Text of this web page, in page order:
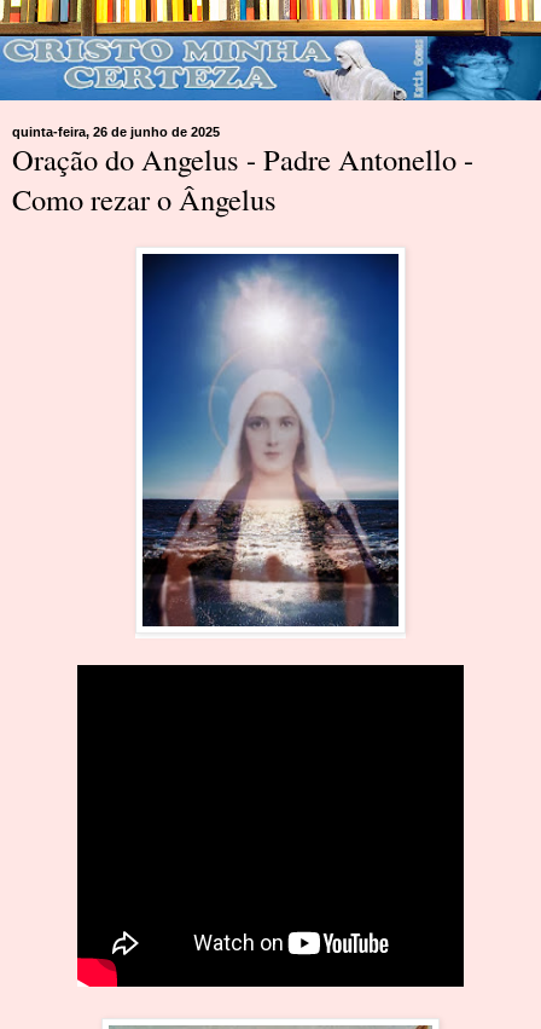
quinta-feira, 26 de junho de 2025
Oração do Angelus - Padre Antonello -
Como rezar o Ângelus